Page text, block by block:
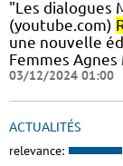
"Les dialogues
(youtube.com)
une nouvelle
Femmes Agnes
03/12/2024 01:00
ACTUALITÉS
relevance: